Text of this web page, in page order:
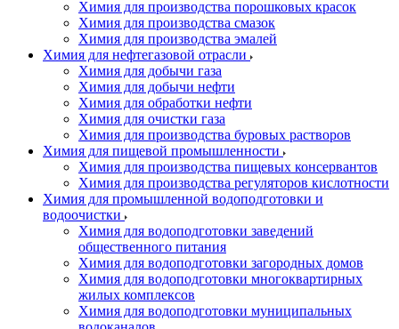
Химия для производства порошковых красок
Химия для производства смазок
Химия для производства эмалей
Химия для нефтегазовой отрасли
Химия для добычи газа
Химия для добычи нефти
Химия для обработки нефти
Химия для очистки газа
Химия для производства буровых растворов
Химия для пищевой промышленности
Химия для производства пищевых консервантов
Химия для производства регуляторов кислотности
Химия для промышленной водоподготовки и
водоочистки
Химия для водоподготовки заведений
общественного питания
Химия для водоподготовки загородных домов
Химия для водоподготовки многоквартирных
жилых комплексов
Химия для водоподготовки муниципальных